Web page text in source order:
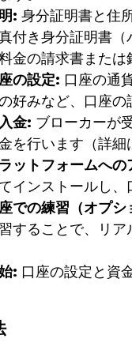
: 身分証明書と住
付き身分証明書
金の請求書または
の設定: 口座の通
好みなど、口座の
金: ブローカーが
を行います（詳細
ットフォームへの
インストールし、
での練習（オプシ
することで、リ
: 口座の設定と資